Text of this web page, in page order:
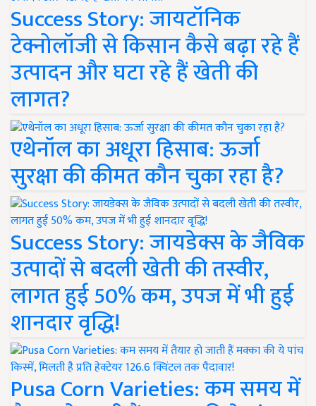
Success Story: जायटॉनिक
टेक्नोलॉजी से किसान कैसे बढ़ा रहे हैं
उत्पादन और घटा रहे हैं खेती की
लागत?
एथेनॉल का अधूरा हिसाब: ऊर्जा
सुरक्षा की कीमत कौन चुका रहा है?
Success Story: जायडेक्स के जैविक
उत्पादों से बदली खेती की तस्वीर,
लागत हुई 50% कम, उपज में भी हुई
शानदार वृद्धि!
Pusa Corn Varieties: कम समय में